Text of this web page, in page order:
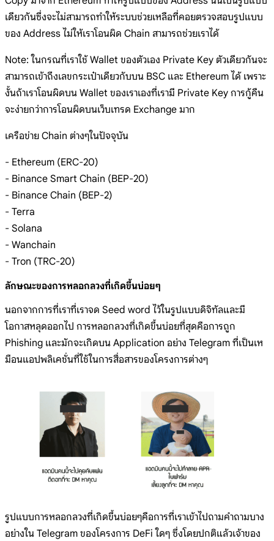
เดียวกันซึ่งจะไม่สามารถทำให้ระบบช่วยเหลือที่คอยตรวจสอบรูปแบบ
ของ Address ไม่ให้เราโอนผิด Chain สามารถช่วยเราได้
Note: ในกรณที่เราใช้ Wallet ของตัวเอง Private Key ตัวเดียวกันจะ
สามารถเข้าถึงเลขกระเป๋าเดียวกับบน BSC และ Ethereum ได้ เพราะ
งั้นถ้าเราโอนผิดบน Wallet ของเราเองที่เรามี Private Key การกู้คืน
จะง่ายกว่าการโอนผิดบนเว็บเทรด Exchange มาก
เครือข่าย Chain ต่างๆในปัจจุบัน
- Ethereum (ERC-20)
- Binance Smart Chain (BEP-20)
- Binance Chain (ฺBEP-2)
- Terra
- Solana
- Wanchain
- Tron (TRC-20)
ลักษณะของการหลอกลวงที่เกิดขึ้นบ่อยๆ
นอกจากการที่เราที่เราจด Seed word ไว้ในรูปแบบดิจิทัลและมี
โอกาสหลุดออกไป การหลอกลวงที่เกิดขึ้นบ่อยที่สุดคือการถูก
Phishing และมักจะเกิดบน Application อย่าง Telegram ที่เป็นเห
มือนแอปพลิเคชั่นที่ใช้ในการสื่อสารของโครงการต่างๆ
รูปแบบการหลอกลวงที่เกิดขึ้นบ่อยๆคือการที่เราเข้าไปถามคำถามบาง
อย่างใน Telegram ของโครงการ DeFi ใดๆ ซึ่งโดยปกติแล้วเจ้าของ